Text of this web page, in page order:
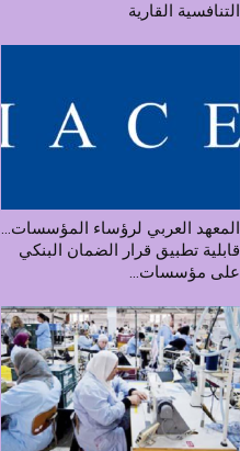
التنافسية القارية
المعهد العربي لرؤساء المؤسسات…
قابلية تطبيق قرار الضمان البنكي
على مؤسسات...